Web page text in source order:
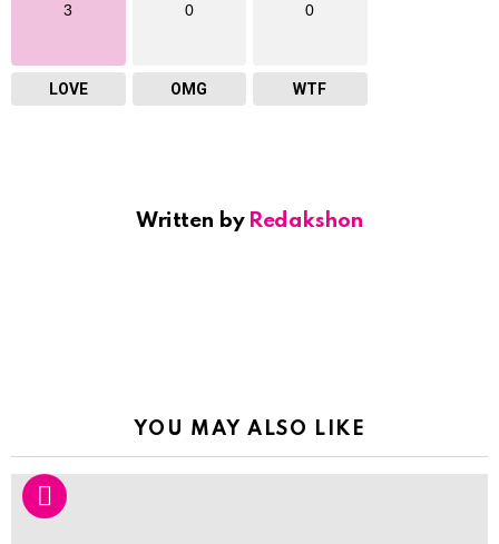
3
LOVE
0
OMG
0
WTF
Written by Redakshon
YOU MAY ALSO LIKE